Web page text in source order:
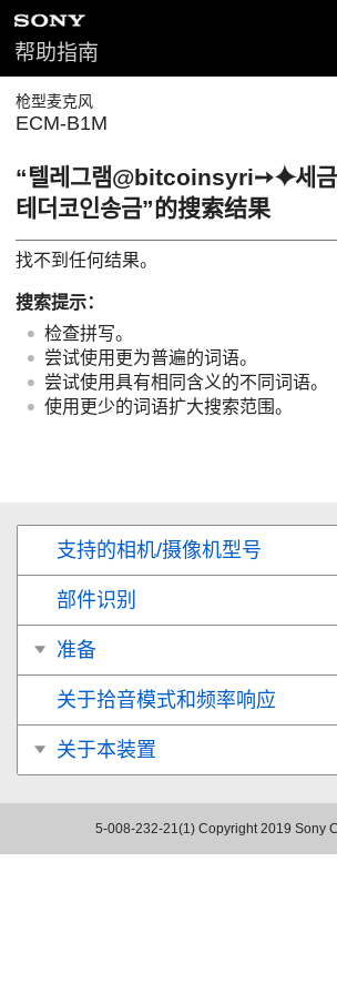
帮助指南
枪型麦克风
ECM-B1M
“텔레그램@bitcoinsyri➙⯌세금
테더코인송금”的搜索结果
找不到任何结果。
搜索提示：
检查拼写。
尝试使用更为普遍的词语。
尝试使用具有相同含义的不同词语。
使用更少的词语扩大搜索范围。
支持的相机/摄像机型号
部件识别
准备
关于拾音模式和频率响应
关于本装置
5-008-232-21(1) Copyright 2019 Sony